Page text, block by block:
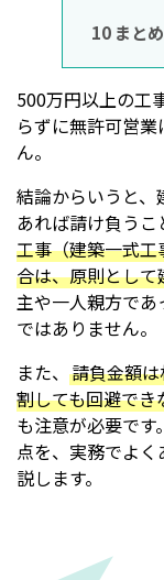
10 まとめ
500万円以上の工
らずに無許可営
ん。
結論からいうと
あれば請け負うこ
工事（建築一式
合は、原則とし
主や一人親方で
ではありません。
また、 請負金額
割しても回避でき
も注意が必要で
点を、実務でよ
説します。